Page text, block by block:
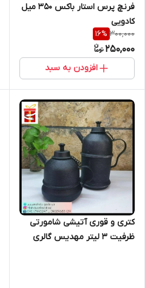
فرنچ پرس استار باکس 350 میل
کادویی
300,000
16%
250,000
افزودن به سبد
کتری و قوری آتیشی شامورتی
ظرفیت 3 لیتر مهدیس گالری